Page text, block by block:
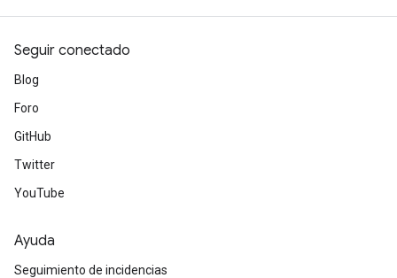
Seguir conectado
Blog
Foro
GitHub
Twitter
YouTube
Ayuda
Seguimiento de incidencias